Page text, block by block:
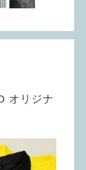
オリジナ